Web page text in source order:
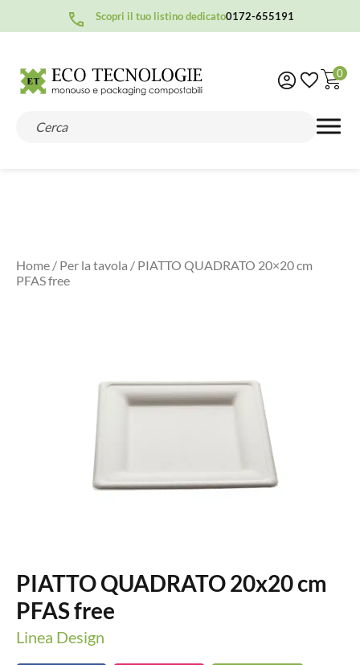
Scopri il tuo listino dedicato0172-655191
0
Home / Per la tavola / PIATTO QUADRATO 20×20 cm
PFAS free
PIATTO QUADRATO 20x20 cm
PFAS free
Linea Design